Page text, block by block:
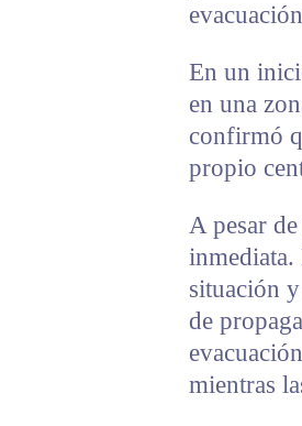
En un
en una
confirmó
propio
A pesar
situación
de
mientras